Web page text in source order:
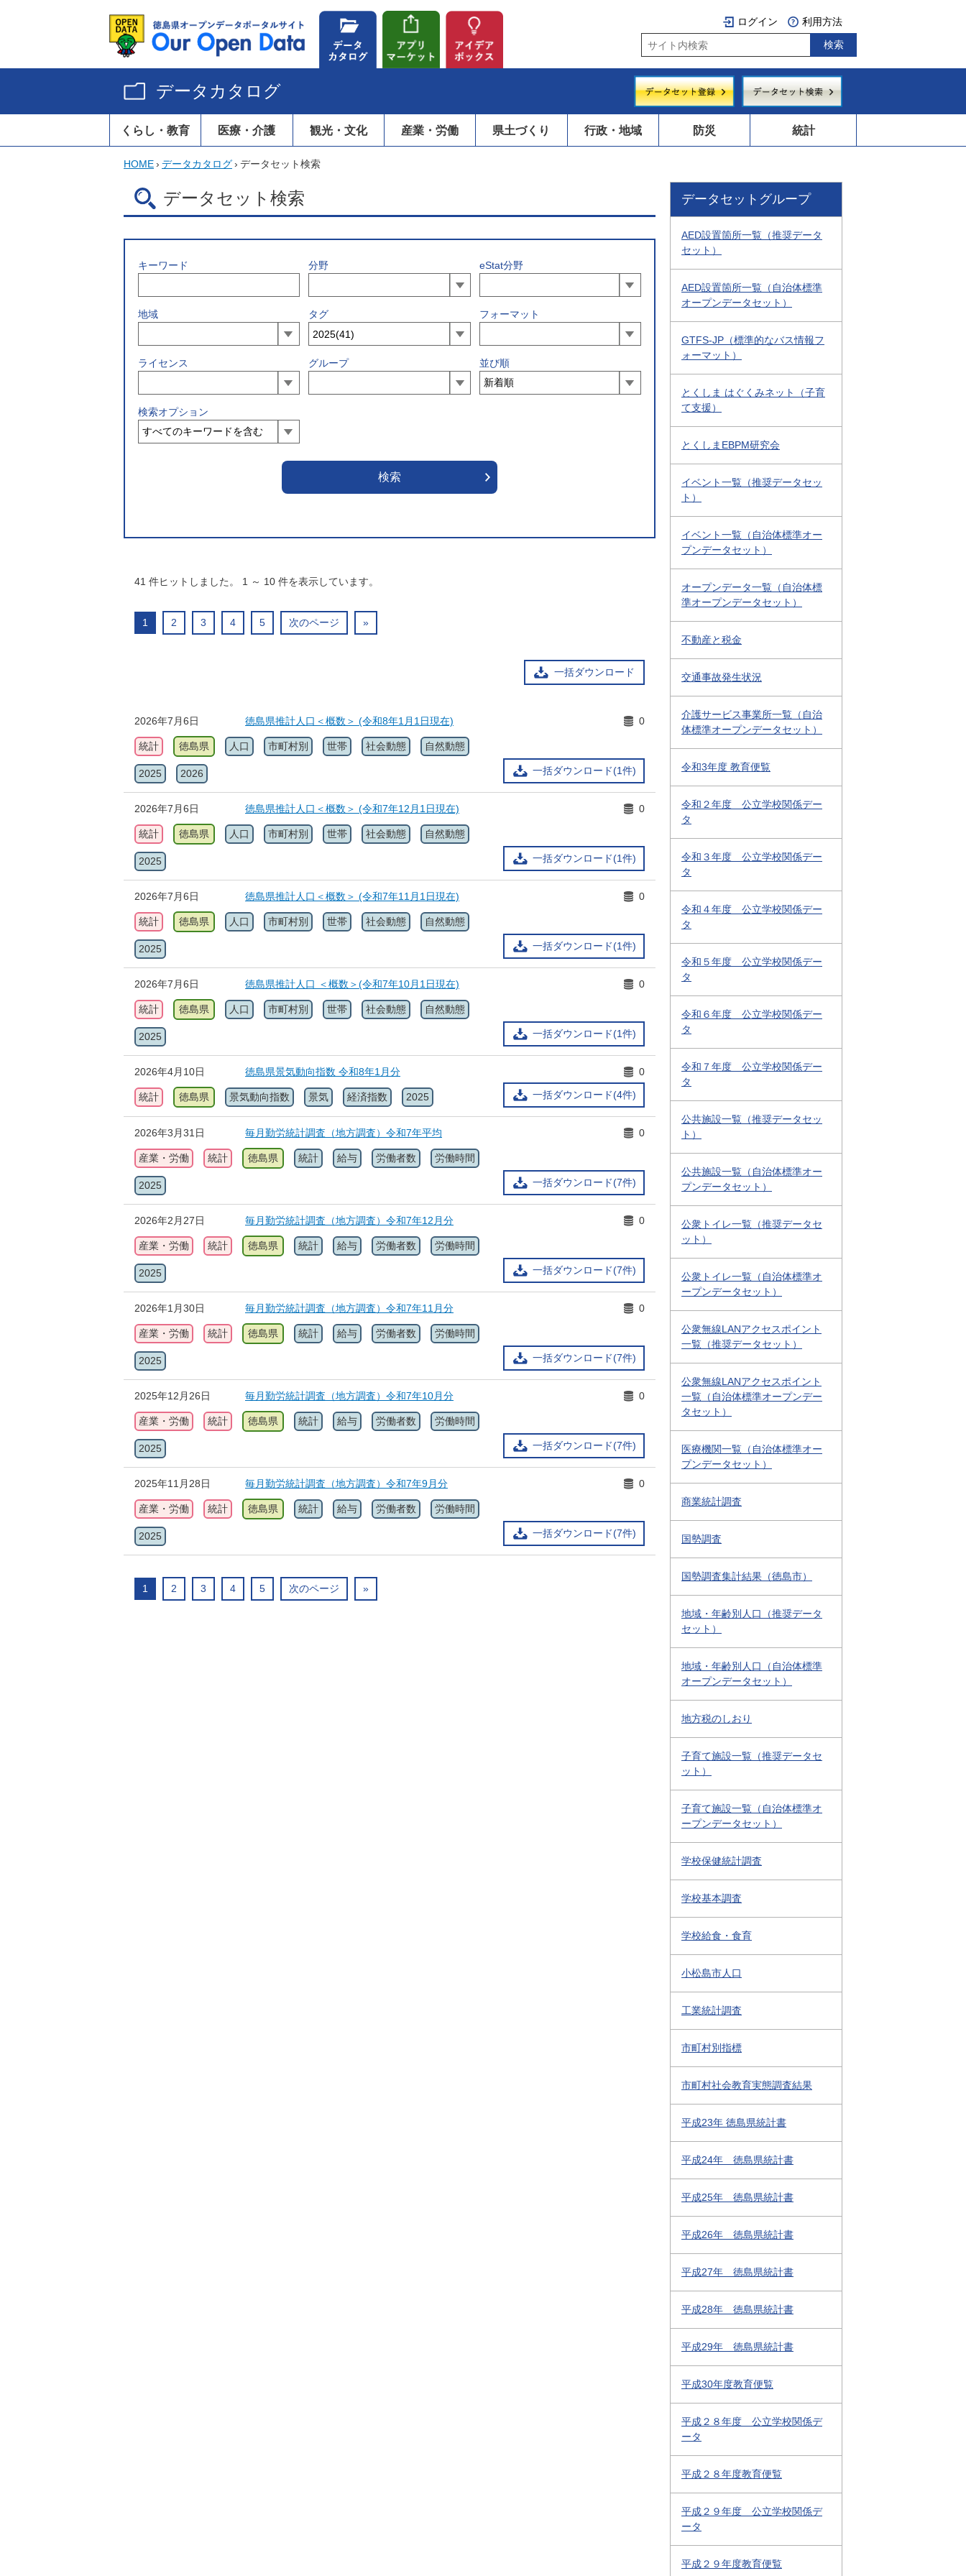
ログイン 利用方法
データカタログ
くらし・教育 医療・介護 観光・文化 産業・労働 県土づくり 行政・地域 防災 統計
HOME› データカタログ› データセット検索
データセット検索
キーワード 分野 eStat分野
地域 タグ フォーマット
ライセンス グループ 並び順
検索オプション
41 件ヒットしました。 1 ～ 10 件を表示しています。
1 2 3 4 5 次のページ »
一括ダウンロード
2026年7月6日 徳島県推計人口＜概数＞ (令和8年1月1日現在)
一括ダウンロード(1件)
0
統計 徳島県 人口 市町村別 世帯 社会動態 自然動態
2025 2026
2026年7月6日 徳島県推計人口＜概数＞ (令和7年12月1日現在)
一括ダウンロード(1件)
0
統計 徳島県 人口 市町村別 世帯 社会動態 自然動態
2025
2026年7月6日 徳島県推計人口＜概数＞ (令和7年11月1日現在)
一括ダウンロード(1件)
0
統計 徳島県 人口 市町村別 世帯 社会動態 自然動態
2025
2026年7月6日 徳島県推計人口 ＜概数＞(令和7年10月1日現在)
一括ダウンロード(1件)
0
統計 徳島県 人口 市町村別 世帯 社会動態 自然動態
2025
2026年4月10日
徳島県景気動向指数 令和8年1月分
一括ダウンロード(4件)
0
統計 徳島県 景気動向指数 景気 経済指数 2025
2026年3月31日 毎月勤労統計調査（地方調査）令和7年平均
一括ダウンロード(7件)
0
産業・労働 統計 徳島県 統計 給与 労働者数 労働時間
2025
2026年2月27日 毎月勤労統計調査（地方調査）令和7年12月分
一括ダウンロード(7件)
0
産業・労働 統計 徳島県 統計 給与 労働者数 労働時間
2025
2026年1月30日 毎月勤労統計調査（地方調査）令和7年11月分
一括ダウンロード(7件)
0
産業・労働 統計 徳島県 統計 給与 労働者数 労働時間
2025
2025年12月26日 毎月勤労統計調査（地方調査）令和7年10月分
一括ダウンロード(7件)
0
産業・労働 統計 徳島県 統計 給与 労働者数 労働時間
2025
2025年11月28日 毎月勤労統計調査（地方調査）令和7年9月分
一括ダウンロード(7件)
0
産業・労働 統計 徳島県 統計 給与 労働者数 労働時間
2025
1 2 3 4 5 次のページ »
データセットグループ
AED設置箇所一覧（推奨データ
セット）
AED設置箇所一覧（自治体標準
オープンデータセット）
GTFS-JP（標準的なバス情報フ
ォーマット）
とくしま はぐくみネット（子育
て支援）
とくしまEBPM研究会
イベント一覧（推奨データセッ
ト）
イベント一覧（自治体標準オー
プンデータセット）
オープンデータ一覧（自治体標
準オープンデータセット）
不動産と税金
交通事故発生状況
介護サービス事業所一覧（自治
体標準オープンデータセット）
令和3年度 教育便覧
令和２年度 公立学校関係デー
タ
令和３年度 公立学校関係デー
タ
令和４年度 公立学校関係デー
タ
令和５年度 公立学校関係デー
タ
令和６年度 公立学校関係デー
タ
令和７年度 公立学校関係デー
タ
公共施設一覧（推奨データセッ
ト）
公共施設一覧（自治体標準オー
プンデータセット）
公衆トイレ一覧（推奨データセ
ット）
公衆トイレ一覧（自治体標準オ
ープンデータセット）
公衆無線LANアクセスポイント
一覧（推奨データセット）
公衆無線LANアクセスポイント
一覧（自治体標準オープンデー
タセット）
医療機関一覧（自治体標準オー
プンデータセット）
商業統計調査
国勢調査
国勢調査集計結果（徳島市）
地域・年齢別人口（推奨データ
セット）
地域・年齢別人口（自治体標準
オープンデータセット）
地方税のしおり
子育て施設一覧（推奨データセ
ット）
子育て施設一覧（自治体標準オ
ープンデータセット）
学校保健統計調査
学校基本調査
学校給食・食育
小松島市人口
工業統計調査
市町村別指標
市町村社会教育実態調査結果
平成23年 徳島県統計書
平成24年 徳島県統計書
平成25年 徳島県統計書
平成26年 徳島県統計書
平成27年 徳島県統計書
平成28年 徳島県統計書
平成29年 徳島県統計書
平成30年度教育便覧
平成２８年度 公立学校関係デ
ータ
平成２８年度教育便覧
平成２９年度 公立学校関係デ
ータ
平成２９年度教育便覧